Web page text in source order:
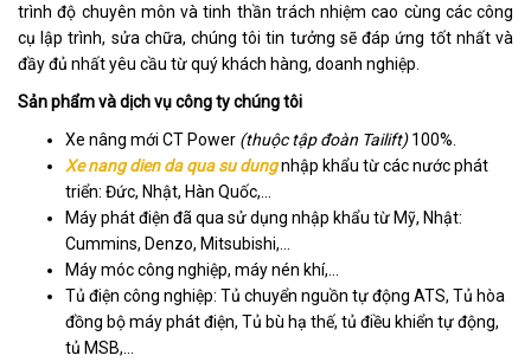
trình độ chuyên môn và tinh thần trách nhiệm cao cùng các công
cụ lập trình, sửa chữa, chúng tôi tin tưởng sẽ đáp ứng tốt nhất và
đầy đủ nhất yêu cầu từ quý khách hàng, doanh nghiệp.
Sản phẩm và dịch vụ công ty chúng tôi
Xe nâng mới CT Power (thuộc tập đoàn Tailift)100%.
Xe nang dien da qua su dungnhập khẩu từ các nước phát
triển: Đức, Nhật, Hàn Quốc,…
Máy phát điện đã qua sử dụng nhập khẩu từ Mỹ, Nhật:
Cummins, Denzo, Mitsubishi,…
Máy móc công nghiệp, máy nén khí,…
Tủ điện công nghiệp: Tủ chuyển nguồn tự động ATS, Tủ hòa
đồng bộ máy phát điện, Tủ bù hạ thế, tủ điều khiển tự động,
tủ MSB,…